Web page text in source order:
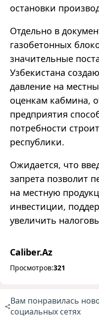
остановки
Отдельно в
газобетонных
значительные
Узбекистана
давление на
оценкам кабмина,
предприятия
потребности
республики.
Ожидается, что
запрета позволит
на местную
инвестиции,
увеличить
Caliber.Az
Просмотров:321
Вам понравилась
социальных сетях